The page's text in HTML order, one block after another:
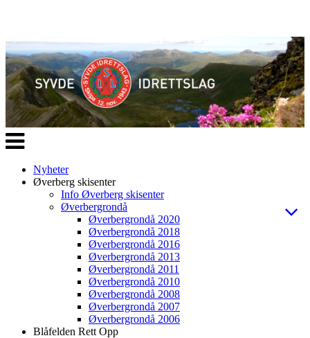
Veksle
navigasjon
Nyheter
Øverberg skisenter
Info Øverberg skisenter
Øverbergrondå
Øverbergrondå 2020
Øverbergrondå 2018
Øverbergrondå 2016
Øverbergrondå 2013
Øverbergrondå 2011
Øverbergrondå 2010
Øverbergrondå 2008
Øverbergrondå 2007
Øverbergrondå 2006
Blåfelden Rett Opp